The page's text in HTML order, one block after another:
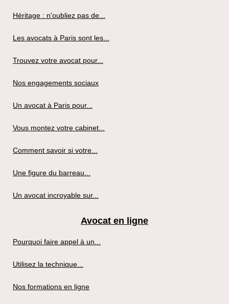
Héritage : n'oubliez pas de...
Les avocats à Paris sont les...
Trouvez votre avocat pour...
Nos engagements sociaux
Un avocat à Paris pour...
Vous montez votre cabinet...
Comment savoir si votre...
Une figure du barreau...
Un avocat incroyable sur...
Avocat en ligne
Pourquoi faire appel à un...
Utilisez la technique...
Nos formations en ligne